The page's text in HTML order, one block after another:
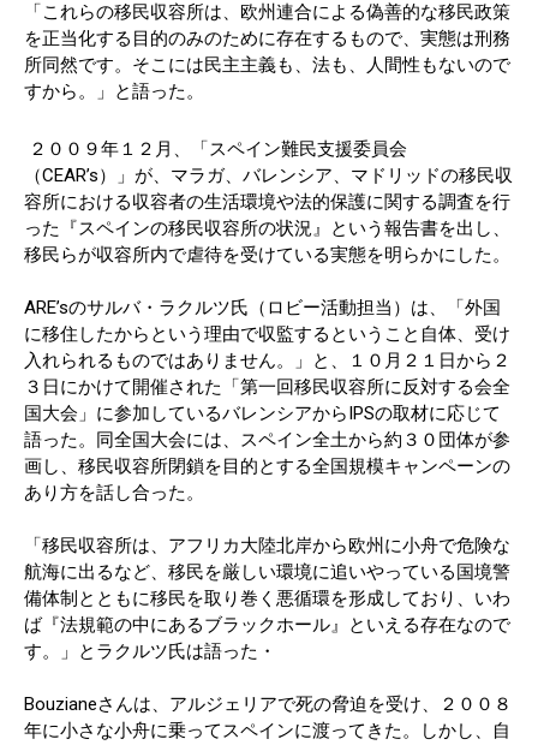
「これらの移民収容所は、欧州連合による偽善的な移民政策
を正当化する目的のみのために存在するもので、実態は刑務
所同然です。そこには民主主義も、法も、人間性もないので
すから。」と語った。
２００９年１２月、「スペイン難民支援委員会
（CEAR’s）」が、マラガ、バレンシア、マドリッドの移民収
容所における収容者の生活環境や法的保護に関する調査を行
った『スペインの移民収容所の状況』という報告書を出し、
移民らが収容所内で虐待を受けている実態を明らかにした。
ARE’sのサルバ・ラクルツ氏（ロビー活動担当）は、「外国
に移住したからという理由で収監するということ自体、受け
入れられるものではありません。」と、１０月２１日から２
３日にかけて開催された「第一回移民収容所に反対する会全
国大会」に参加しているバレンシアからIPSの取材に応じて
語った。同全国大会には、スペイン全土から約３０団体が参
画し、移民収容所閉鎖を目的とする全国規模キャンペーンの
あり方を話し合った。
「移民収容所は、アフリカ大陸北岸から欧州に小舟で危険な
航海に出るなど、移民を厳しい環境に追いやっている国境警
備体制とともに移民を取り巻く悪循環を形成しており、いわ
ば『法規範の中にあるブラックホール』といえる存在なので
す。」とラクルツ氏は語った・
Bouzianeさんは、アルジェリアで死の脅迫を受け、２００８
年に小さな小舟に乗ってスペインに渡ってきた。しかし、自